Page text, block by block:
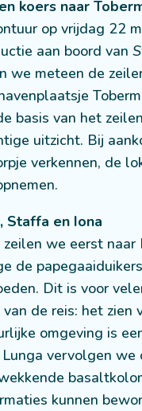
koers naar
op vrijdag 22
aan boord van
we meteen de
basis van het
uitzicht. Bij
verkennen, de
Staffa en Iona
we eerst naar
de
Dit is voor
de reis: het zien
omgeving is
vervolgen we
kunnen